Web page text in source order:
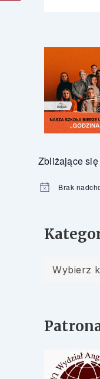
Zbliżające
Powiadomienie
Brak
Kategorie